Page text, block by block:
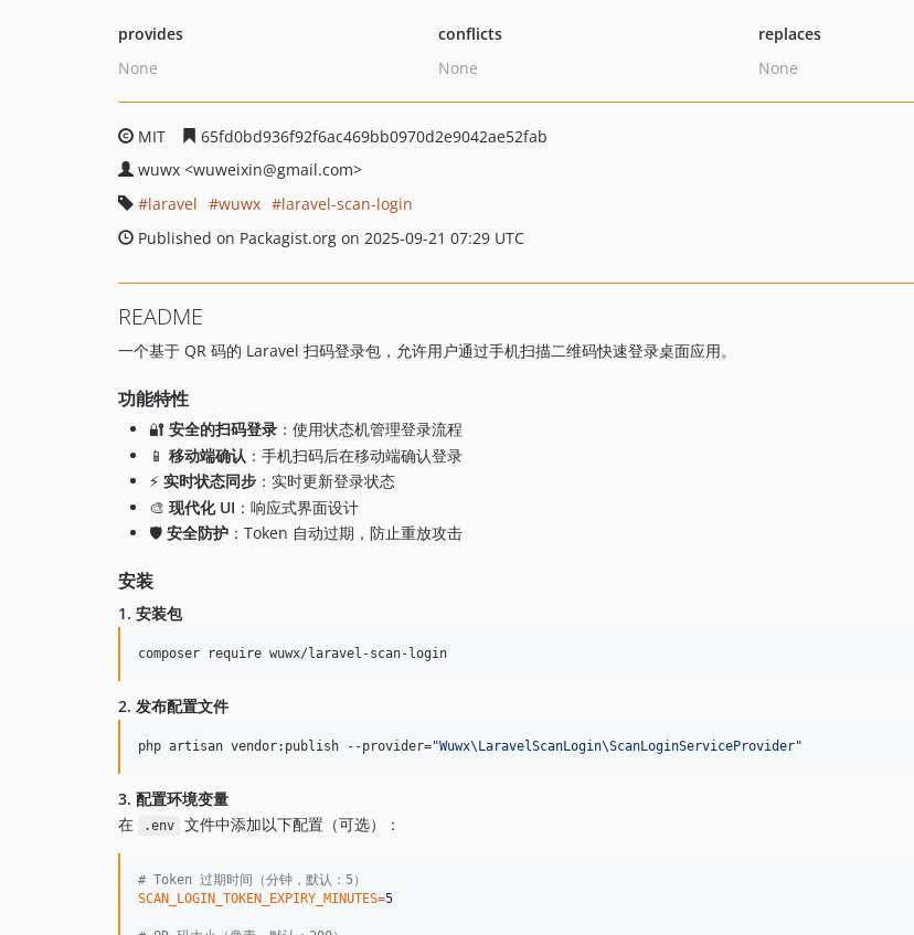
provides
None
conflicts
None
replaces
None
MIT
65fd0bd936f92f6ac469bb0970d2e9042ae52fab
wuwx <wuweixin@gmail.com>
laravel
wuwx
laravel-scan-login
Published on Packagist.org on 2025-09-21 07:29 UTC
README
一个基于 QR 码的 Laravel 扫码登录包，允许用户通过手机扫描二维码快速登录桌面应用。
功能特性
🔐 安全的扫码登录 ：使用状态机管理登录流程
📱 移动端确认 ：手机扫码后在移动端确认登录
⚡ 实时状态同步 ：实时更新登录状态
🎨 现代化 UI ：响应式界面设计
🛡️ 安全防护 ：Token 自动过期，防止重放攻击
安装
1. 安装包
composer require wuwx/laravel-scan-login
2. 发布配置文件
php artisan vendor:publish --provider="Wuwx\LaravelScanLogin\ScanLoginServiceProvider"
3. 配置环境变量
在
.env 文件中添加以下配置（可选）：
# Token 过期时间（分钟，默认：5）
SCAN_LOGIN_TOKEN_EXPIRY_MINUTES=5